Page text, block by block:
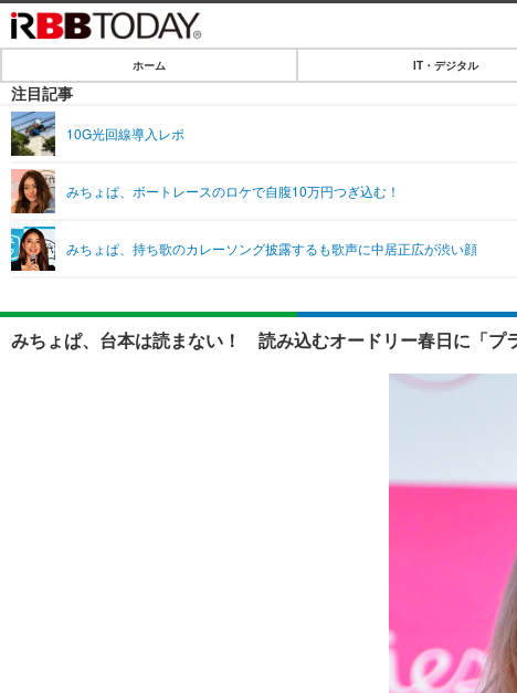
IT・デジタル
ショッピング
SPEED TEST
エンタメ
エンタメTOP
音楽
ライフ
ライフTOP
ペット
リリース一覧
ホーム IT・デジタル
注目記事
10G光回線導入レポ
みちょぱ、ボートレースのロケで自腹10万円つぎ込む！
みちょぱ、持ち歌のカレーソング披露するも歌声に中居正広が渋い顔
みちょぱ、台本は読まない！ 読み込むオードリー春日に「プ